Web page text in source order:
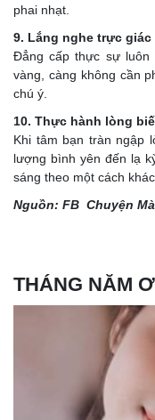
phai nhạt.
9. Lắng nghe trực
Đẳng cấp thực sự luôn
vàng, càng không cần
chú ý.
10. Thực hành lòng
Khi tâm bạn tràn ngập
lượng bình yên đến lạ
sáng theo một cách
Nguồn: FB Chuyện
THÁNG NĂM